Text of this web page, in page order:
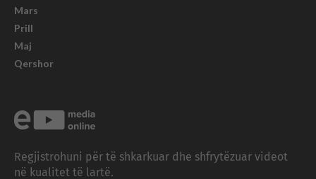
Mars
Prill
Maj
Qershor
Regjistrohuni për të shkarkuar dhe shfrytëzuar videot
në kualitet të lartë.